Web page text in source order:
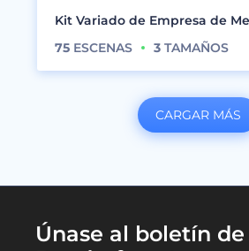
Kit Variado de Empresa de
75 ESCENAS 3 TAMAÑOS
CARGAR MÁS
Únase al boletín de